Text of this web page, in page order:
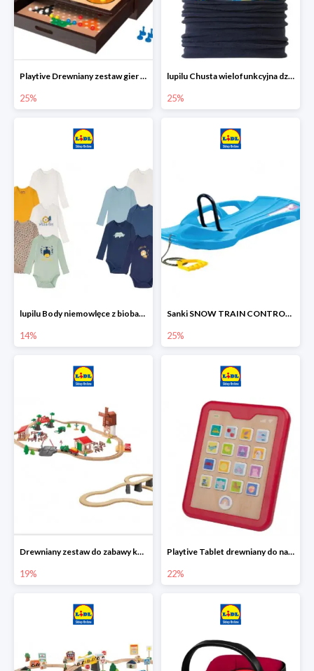
Playtive Drewniany zestaw gier 10 w 1
25%
lupilu Chusta wielofunkcyjna dziecięca
25%
lupilu Body niemowlęce z biobawełny
14%
Sanki SNOW TRAIN CONTROL -25%
25%
Drewniany zestaw do zabawy kolejką - farma i wiadukt
19%
Playtive Tablet drewniany do nauki, interaktywny
22%